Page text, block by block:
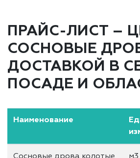
ПРАЙС-ЛИСТ –
СОСНОВЫЕ
ДОСТАВКОЙ В
ПОСАДЕ И
Наименование
Сосновые дрова колотые
м3